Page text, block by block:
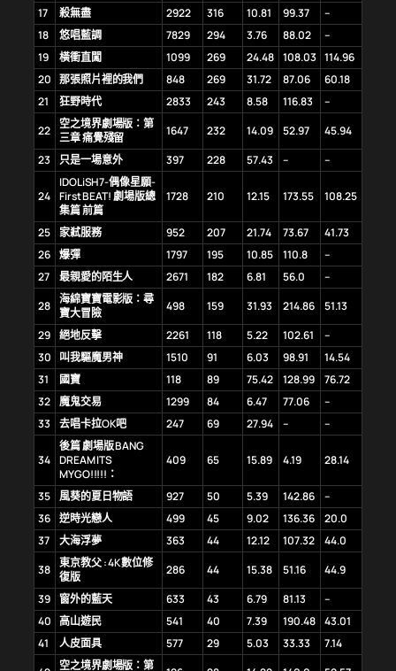
17
殺無盡 2922 316 10.81 99.37
–
18
悠唱藍調 7829 294 3.76 88.02
–
19
橫衝直闖 1099 269 24.48 108.03 114.96
20 那張照片裡的我們 848 269 31.72 87.06
60.18
21
狂野時代 2833 243 8.58 116.83
–
22
空之境界劇場版：第
三章 痛覺殘留
1647 232 14.09 52.97
45.94
23 只是一場意外 397 228 57.43 – –
24
IDOLiSH7-偶像星願-
First BEAT! 劇場版總
集篇 前篇
1728 210 12.15 173.55 108.25
25 家弒服務 952 207 21.74 73.67
41.73
26 爆彈 1797 195 10.85 110.8
–
27
最親愛的陌生人 2671 182 6.81 56.0
–
28 海綿寶寶電影版：尋
寶大冒險
498 159 31.93 214.86
51.13
29 絕地反擊 2261 118 5.22 102.61
–
30
叫我驅魔男神 1510 91 6.03 98.91
14.54
31
國寶 118 89 75.42 128.99
76.72
32 魔鬼交易 1299 84 6.47 77.06
–
33 去唱卡拉OK吧 247 69 27.94 – –
34
後篇 劇場版 BANG
DREAM ITS
MYGO!!!!!：
409 65 15.89 4.19 28.14
35 風葵的夏日物語 927 50 5.39 142.86
–
36 逆時光戀人 499 45 9.02 136.36
20.0
37
大海浮夢 363 44 12.12 107.32
44.0
38 東京教父 : 4K數位修
復版
286 44 15.38 51.16
44.9
39 窗外的藍天 633 43 6.79 81.13
–
40 高山遊民 541 40 7.39 190.48
43.01
41
人皮面具 577 29 5.03 33.33
7.14
空之境界劇場版：第